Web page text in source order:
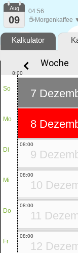
Tag
Aug
09
04:56
☕ Morgenkaffee
Kalkulator
Woche
So
Mo
Di
Mi
Do
Fr
8:00
7
8
9
08:00
10
08:00
11
08:00
12
08:00